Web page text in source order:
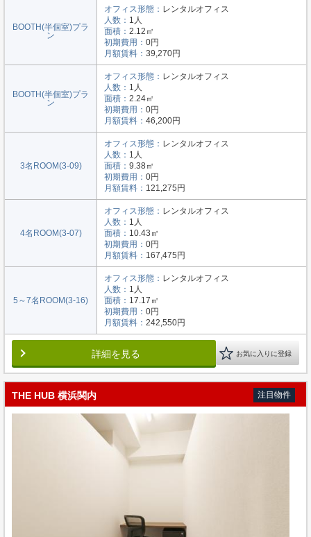
BOOTH(半個室)プラ
ン
オフィス形態： レンタルオフィス
人数： 1人
面積： 2.12㎡
初期費用： 0円
月額賃料： 39,270円
BOOTH(半個室)プラ
ン
オフィス形態： レンタルオフィス
人数： 1人
面積： 2.24㎡
初期費用： 0円
月額賃料： 46,200円
3名ROOM(3-09)
オフィス形態： レンタルオフィス
人数： 1人
面積： 9.38㎡
初期費用： 0円
月額賃料： 121,275円
4名ROOM(3-07)
オフィス形態： レンタルオフィス
人数： 1人
面積： 10.43㎡
初期費用： 0円
月額賃料： 167,475円
5～7名ROOM(3-16)
オフィス形態： レンタルオフィス
人数： 1人
面積： 17.17㎡
初期費用： 0円
月額賃料： 242,550円
詳細を見る お気に入りに登録
THE HUB 横浜関内 注目物件